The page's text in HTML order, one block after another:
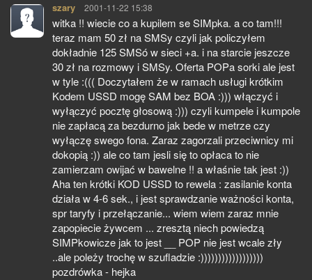
szary pisze:
2001-11-22 15:38
witka !! wiecie co a kupilem se SIMpka. a co tam!!!
teraz mam 50 zł na SMSy czyli jak policzyłem
dokładnie 125 SMSó w sieci +a. i na starcie jeszcze
30 zł na rozmowy i SMSy. Oferta POPa sorki ale jest
w tyle :((( Doczytałem że w ramach usługi krótkim
Kodem USSD mogę SAM bez BOA :))) włączyć i
wyłączyć pocztę głosową :))) czyli kumpele i kumpole
nie zapłacą za bezdurno jak bede w metrze czy
wyłączę swego fona. Zaraz zagorzali przeciwnicy mi
dokopią :)) ale co tam jesli się to opłaca to nie
zamierzam owijać w bawelne !! a właśnie tak jest :))
Aha ten krótki KOD USSD to rewela : zasilanie konta
działa w 4-6 sek., i jest sprawdzanie ważności konta,
spr taryfy i przełączanie... wiem wiem zaraz mnie
zapopiecie żywcem ... zresztą niech powiedzą
SIMPkowicze jak to jest __ POP nie jest wcale zły
..ale poleży trochę w szufladzie :))))))))))))))))))
pozdrówka - hejka